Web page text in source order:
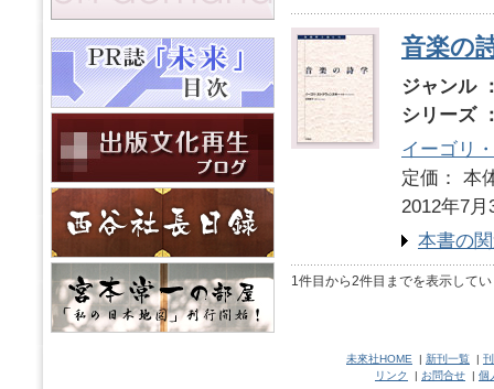
音楽の
ジャンル
シリーズ
イーゴリ
定価：
2012年7月
本書の
1件目から2件目までを表示して
未來社HOME | 新刊一覧 |
リンク
| お問合せ | 個